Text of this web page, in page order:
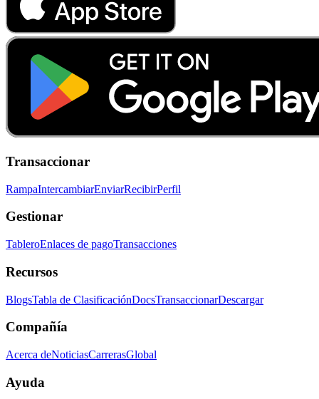
Transaccionar
RampaIntercambiarEnviarRecibirPerfil
Gestionar
TableroEnlaces de pagoTransacciones
Recursos
BlogsTabla de ClasificaciónDocsTransaccionarDescargar
Compañía
Acerca deNoticiasCarrerasGlobal
Ayuda